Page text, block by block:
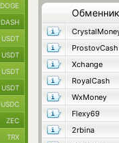
Обменник
ProstovCash
Xchange
RoyalCash
WxMoney
Flexy69
2rbina
DOGE
DASH
USDT
USDT
USDT
USDT
USDC
ZEC
TRX